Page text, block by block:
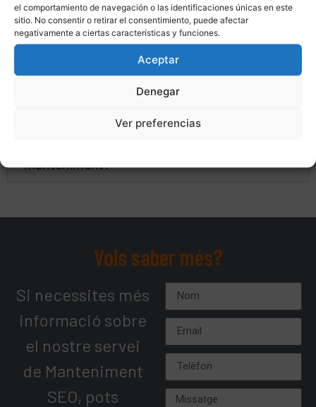
el comportamiento de navegación o las identificaciones únicas en este
sitio. No consentir o retirar el consentimiento, puede afectar
negativamente a ciertas características y funciones.
Aceptar
Denegar
Ver preferencias
algoritme i el teu web va canviant amb nous
continguts i productes. Sense manteniment, amb el
temps pots perdre posicions, trànsit i oportunitats
que tant ha costat aconseguir.
manteniment?
Vols saber més?
Si necessites més
informació sobre
el nostre servei
de Manteniment
SEO, pots